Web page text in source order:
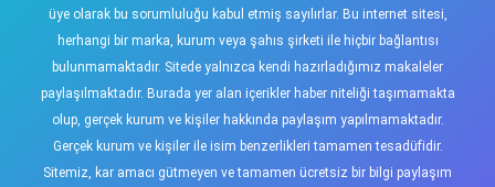
üye olarak bu sorumluluğu kabul etmiş sayılırlar. Bu internet sitesi,
herhangi bir marka, kurum veya şahıs şirketi ile hiçbir bağlantısı
bulunmamaktadır. Sitede yalnızca kendi hazırladığımız makaleler
paylaşılmaktadır. Burada yer alan içerikler haber niteliği taşımamakta
olup, gerçek kurum ve kişiler hakkında paylaşım yapılmamaktadır.
Gerçek kurum ve kişiler ile isim benzerlikleri tamamen tesadüfidir.
Sitemiz, kar amacı gütmeyen ve tamamen ücretsiz bir bilgi paylaşım